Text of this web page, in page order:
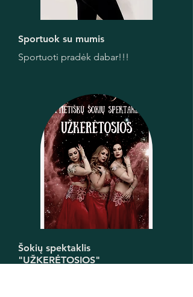
Sportuok su mumis
Sportuoti pradėk dabar!!!
Šokių spektaklis
"UŽKERĖTOSIOS"